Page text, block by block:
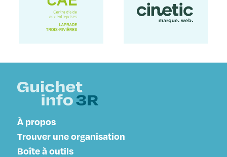
À propos
Trouver une organisation
Boîte à outils